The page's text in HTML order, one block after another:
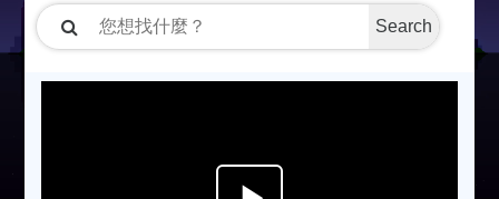
Search